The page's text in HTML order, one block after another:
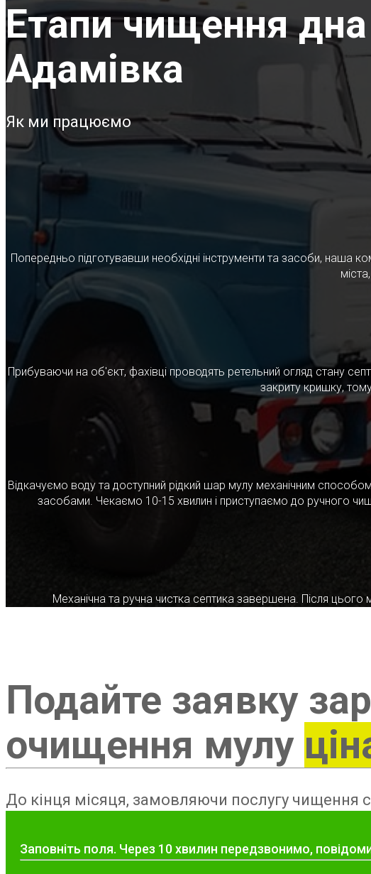
Етапи чищення
Адамівка
Як ми працюємо
Попередньо підготувавши необхідні інструменти та засоби, наша
Прибуваючи на об'єкт, фахівці проводять ретельний огляд стану
закриту кришку,
Відкачуємо воду та доступний рідкий шар мулу механічним
засобами. Чекаємо 10-15 хвилин і приступаємо до ручного
Механічна та ручна чистка септика завершена. Після цього
Подайте заявку
очищення мулу
До кінця місяця, замовляючи послугу чищення
Заповніть поля. Через 10 хвилин передзвонимо,